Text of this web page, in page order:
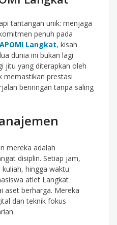
tantangan unik: menjaga
penuh pada
Langkat, kisah
dunia ini bukan lagi
jitu yang diterapkan oleh
memastikan prestasi
beriringan tanpa saling
mereka adalah
disiplin. Setiap jam,
hingga waktu
atlet Langkat
aset berharga. Mereka
dan teknik fokus